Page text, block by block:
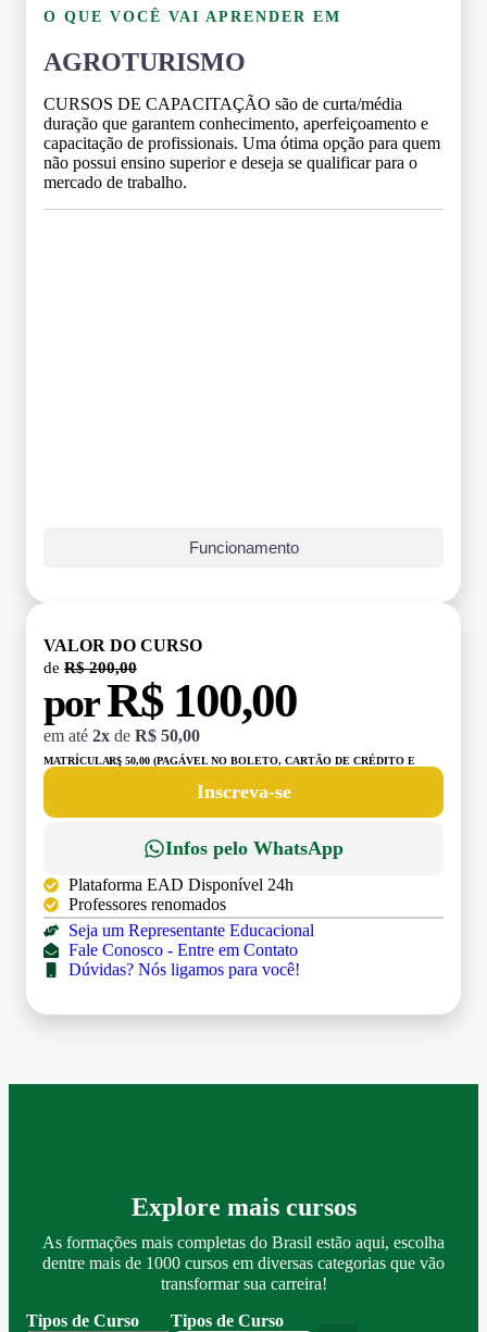
O QUE VOCÊ VAI APRENDER EM
AGROTURISMO
CURSOS DE CAPACITAÇÃO são de curta/média
duração que garantem conhecimento, aperfeiçoamento e
capacitação de profissionais. Uma ótima opção para quem
não possui ensino superior e deseja se qualificar para o
mercado de trabalho.
Funcionamento
VALOR DO CURSO
de R$ 200,00
porR$ 100,00
em até 2x de R$ 50,00
MATRÍCULA:R$ 50,00 (PAGÁVEL NO BOLETO, CARTÃO DE CRÉDITO E
Inscreva-se
Infos pelo WhatsApp
Plataforma EAD Disponível 24h
Professores renomados
Seja um Representante Educacional
Fale Conosco - Entre em Contato
Dúvidas? Nós ligamos para você!
Explore mais cursos
As formações mais completas do Brasil estão aqui, escolha
dentre mais de 1000 cursos em diversas categorias que vão
transformar sua carreira!
Tipos de Curso
Tipos de Curso